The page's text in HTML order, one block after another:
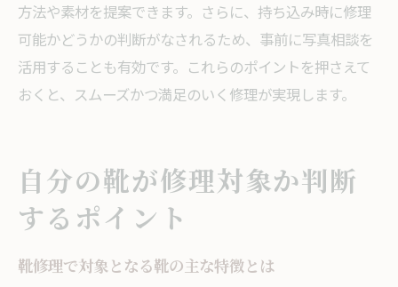
方法や素材を提案できます。さらに、持ち込み時に修理
可能かどうかの判断がなされるため、事前に写真相談を
活用することも有効です。これらのポイントを押さえて
おくと、スムーズかつ満足のいく修理が実現します。
自分の靴が修理対象か判断
するポイント
靴修理で対象となる靴の主な特徴とは